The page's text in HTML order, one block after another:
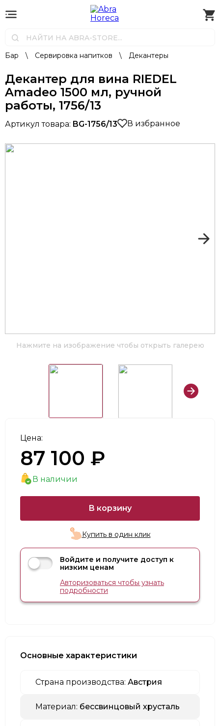
Бар \ Сервировка напитков \ Декантеры
Декантер для вина RIEDEL
Amadeo 1500 мл, ручной
работы, 1756/13
Артикул товара: BG-1756/13 В избранное
Нажмите на изображение чтобы открыть галерею
Цена:
87 100 ₽
В наличии
В корзину
Купить в один клик
Войдите и получите доступ к
низким ценам
Авторизоваться чтобы узнать
подробности
Основные характеристики
Страна производства: Австрия
Материал: бессвинцовый хрусталь